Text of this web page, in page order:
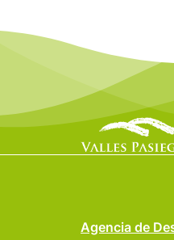
Agencia de